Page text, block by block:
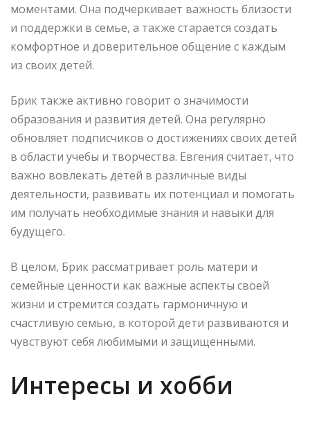
моментами. Она подчеркивает важность близости
и поддержки в семье, а также старается создать
комфортное и доверительное общение с каждым
из своих детей.
Брик также активно говорит о значимости
образования и развития детей. Она регулярно
обновляет подписчиков о достижениях своих детей
в области учебы и творчества. Евгения считает, что
важно вовлекать детей в различные виды
деятельности, развивать их потенциал и помогать
им получать необходимые знания и навыки для
будущего.
В целом, Брик рассматривает роль матери и
семейные ценности как важные аспекты своей
жизни и стремится создать гармоничную и
счастливую семью, в которой дети развиваются и
чувствуют себя любимыми и защищенными.
Интересы и хобби